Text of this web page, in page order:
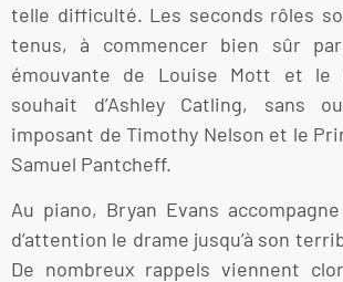
telle difficulté. Les seconds rôles
tenus, à commencer bien sûr
émouvante de Louise Mott et le
souhait d’Ashley Catling, sans
imposant de Timothy Nelson et le
Samuel Pantcheff.
Au piano, Bryan Evans
d’attention le drame jusqu’à son
De nombreux rappels viennent